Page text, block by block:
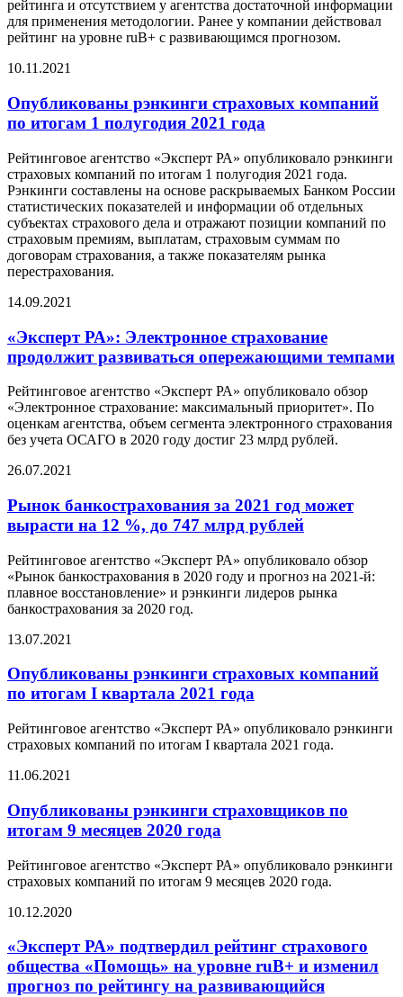
рейтинга и отсутствием у агентства достаточной информации
для применения методологии. Ранее у компании действовал
рейтинг на уровне ruB+ с развивающимся прогнозом.
10.11.2021
Опубликованы рэнкинги страховых компаний
по итогам 1 полугодия 2021 года
Рейтинговое агентство «Эксперт РА» опубликовало рэнкинги
страховых компаний по итогам 1 полугодия 2021 года.
Рэнкинги составлены на основе раскрываемых Банком России
статистических показателей и информации об отдельных
субъектах страхового дела и отражают позиции компаний по
страховым премиям, выплатам, страховым суммам по
договорам страхования, а также показателям рынка
перестрахования.
14.09.2021
«Эксперт РА»: Электронное страхование
продолжит развиваться опережающими темпами
Рейтинговое агентство «Эксперт РА» опубликовало обзор
«Электронное страхование: максимальный приоритет». По
оценкам агентства, объем сегмента электронного страхования
без учета ОСАГО в 2020 году достиг 23 млрд рублей.
26.07.2021
Рынок банкострахования за 2021 год может
вырасти на 12 %, до 747 млрд рублей
Рейтинговое агентство «Эксперт РА» опубликовало обзор
«Рынок банкострахования в 2020 году и прогноз на 2021-й:
плавное восстановление» и рэнкинги лидеров рынка
банкострахования за 2020 год.
13.07.2021
Опубликованы рэнкинги страховых компаний
по итогам I квартала 2021 года
Рейтинговое агентство «Эксперт РА» опубликовало рэнкинги
страховых компаний по итогам I квартала 2021 года.
11.06.2021
Опубликованы рэнкинги страховщиков по
итогам 9 месяцев 2020 года
Рейтинговое агентство «Эксперт РА» опубликовало рэнкинги
страховых компаний по итогам 9 месяцев 2020 года.
10.12.2020
«Эксперт РА» подтвердил рейтинг страхового
общества «Помощь» на уровне ruB+ и изменил
прогноз по рейтингу на развивающийся